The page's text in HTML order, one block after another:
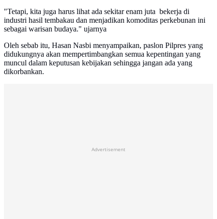
"Tetapi, kita juga harus lihat ada sekitar enam juta bekerja di
industri hasil tembakau dan menjadikan komoditas perkebunan ini
sebagai warisan budaya." ujarnya
Oleh sebab itu, Hasan Nasbi menyampaikan, paslon Pilpres yang
didukungnya akan mempertimbangkan semua kepentingan yang
muncul dalam keputusan kebijakan sehingga jangan ada yang
dikorbankan.
Advertisement